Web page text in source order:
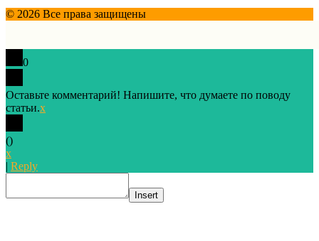
© 2026 Все права защищены
0
Оставьте комментарий! Напишите, что думаете по поводу
статьи.x
()
x
| Reply
Insert